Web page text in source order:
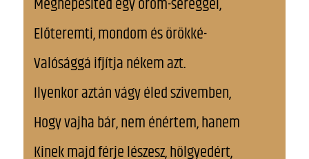
Előteremti, mondom és örökké-
Valósággá ifjítja nékem azt.
Ilyenkor aztán vágy éled szivemben,
Hogy vajha bár, nem énértem, hanem
Kinek majd férje lészesz, hölgyedért,